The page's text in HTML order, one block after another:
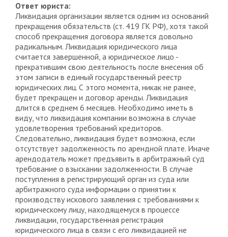
Ответ юриста:
Ликвидация организации является одним из оснований
прекращения обязательств (ст. 419 ГК РФ), хотя такой
способ прекращения договора является довольно
радикальным. Ликвидация юридического лица
считается завершенной, а юридическое лицо -
прекратившим свою деятельность после внесения об
этом записи в единый государственный реестр
юридических лиц. С этого момента, никак не ранее,
будет прекращен и договор аренды. Ликвидация
длится в среднем 6 месяцев. Необходимо иметь в
виду, что ликвидация компании возможна в случае
удовлетворения требований кредиторов.
Следовательно, ликвидация будет возможна, если
отсутствует задолженность по арендной плате. Иначе
арендодатель может предъявить в арбитражный суд
требование о взыскании задолженности. В случае
поступления в регистрирующий орган из суда или
арбитражного суда информации о принятии к
производству искового заявления с требованиями к
юридическому лицу, находящемуся в процессе
ликвидации, государственная регистрация
юридического лица в связи с его ликвидацией не